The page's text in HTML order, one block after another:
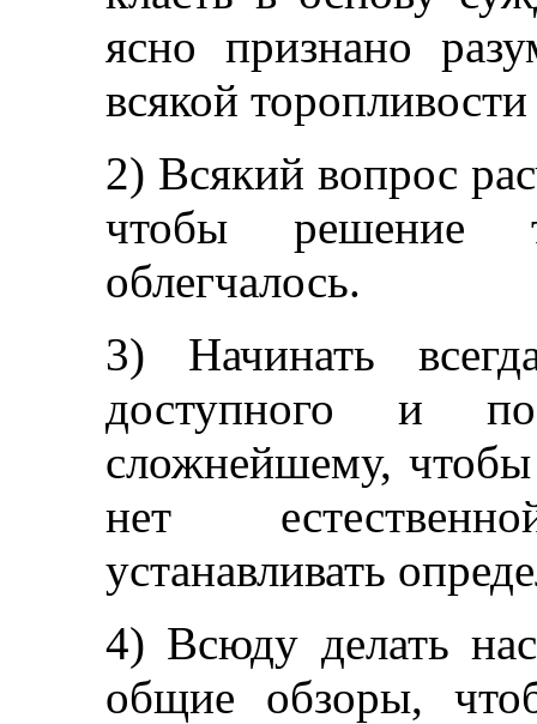
ясно признано
всякой
2) Всякий вопрос
чтобы решение
облегчалось.
3) Начинать
доступного и
сложнейшему,
нет
устанавливать
4) Всюду делать
общие обзоры,